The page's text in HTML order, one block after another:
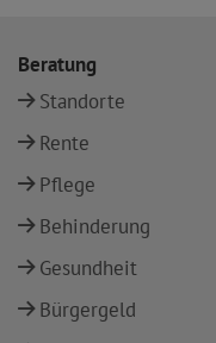
Beratung
Standorte
Rente
Pflege
Behinderung
Gesundheit
Bürgergeld